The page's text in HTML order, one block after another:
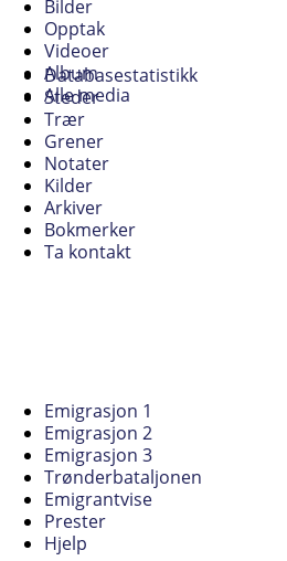
Bilder
Opptak
Videoer
Album
Alle media
Databasestatistikk
Steder
Trær
Grener
Notater
Kilder
Arkiver
Bokmerker
Ta kontakt
Emigrasjon 1
Emigrasjon 2
Emigrasjon 3
Trønderbataljonen
Emigrantvise
Prester
Hjelp